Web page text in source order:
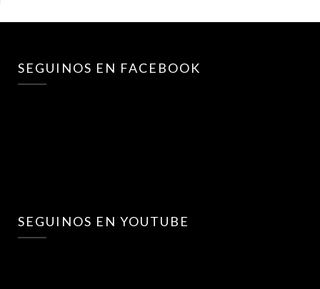
SEGUINOS EN FACEBOOK
SEGUINOS EN YOUTUBE